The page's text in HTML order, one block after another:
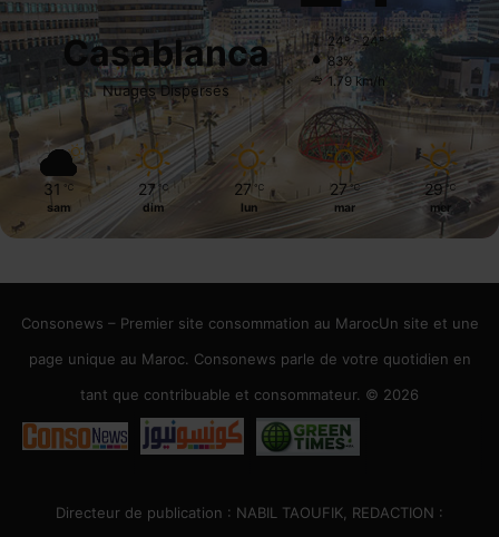
Casablanca
Nuages Dispersés
24º - 24º
83%
1.79 km/h
31 ℃
sam
27 ℃
dim
27 ℃
lun
27 ℃
mar
29 ℃
mer
Consonews – Premier site consommation au MarocUn site et une
page unique au Maroc. Consonews parle de votre quotidien en
tant que contribuable et consommateur. © 2026
Directeur de publication : NABIL TAOUFIK, REDACTION :